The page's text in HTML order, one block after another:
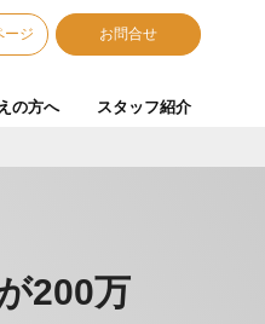
ージ お問合せ
の方へ スタッフ紹介
200万